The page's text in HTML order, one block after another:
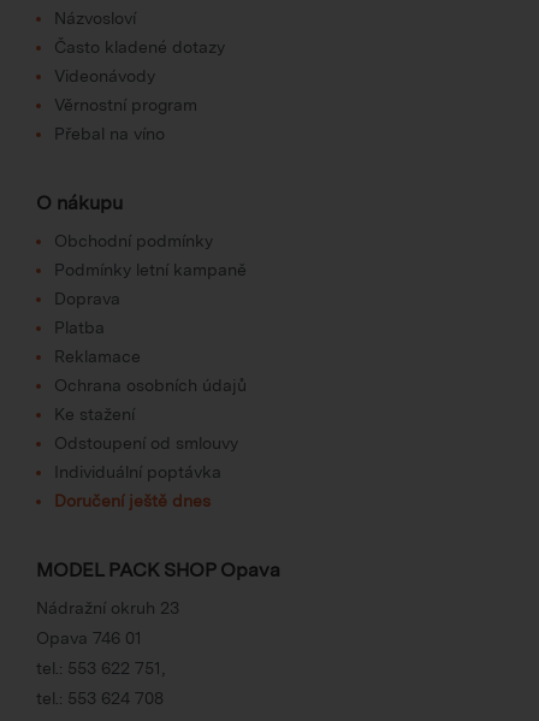
Názvosloví
Často kladené dotazy
Videonávody
Věrnostní program
Přebal na víno
O nákupu
Obchodní podmínky
Podmínky letní kampaně
Doprava
Platba
Reklamace
Ochrana osobních údajů
Ke stažení
Odstoupení od smlouvy
Individuální poptávka
Doručení ještě dnes
MODEL PACK SHOP Opava
Nádražní okruh 23
Opava 746 01
tel.: 553 622 751
tel.: 553 624 708